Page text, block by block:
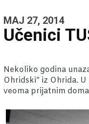
MAJ 27, 2014
Učenici
Nekoliko godina
Ohridski“ iz Ohrida.
veoma prijatnim